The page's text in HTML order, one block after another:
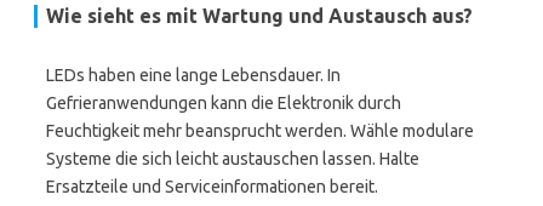
Wie sieht es mit Wartung und Austausch aus?
LEDs haben eine lange Lebensdauer. In
Gefrieranwendungen kann die Elektronik durch
Feuchtigkeit mehr beansprucht werden. Wähle modulare
Systeme die sich leicht austauschen lassen. Halte
Ersatzteile und Serviceinformationen bereit.